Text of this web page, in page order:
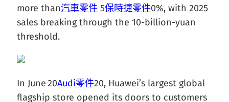
more than汽車零件 5保時捷零件0%, with 2025
sales breaking through the 10-billion-yuan
threshold.
In June 20Audi零件20, Huawei’s largest global
flagship store opened its doors to customers